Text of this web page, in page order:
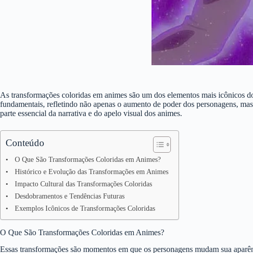
As transformações coloridas em animes são um dos elementos mais icônicos
fundamentais, refletindo não apenas o aumento de poder dos personagens,
parte essencial da narrativa e do apelo visual dos animes.
Conteúdo
O Que São Transformações Coloridas em Animes?
Histórico e Evolução das Transformações em Animes
Impacto Cultural das Transformações Coloridas
Desdobramentos e Tendências Futuras
Exemplos Icônicos de Transformações Coloridas
O Que São Transformações Coloridas em Animes?
Essas transformações são momentos em que os personagens mudam sua